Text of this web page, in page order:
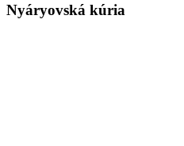
Nyáryovská kúria